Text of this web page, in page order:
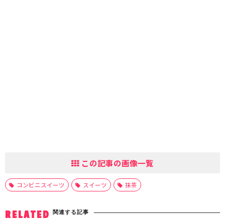
この記事の画像一覧
コンビニスイーツ スイーツ 抹茶
RELATED 関連する記事